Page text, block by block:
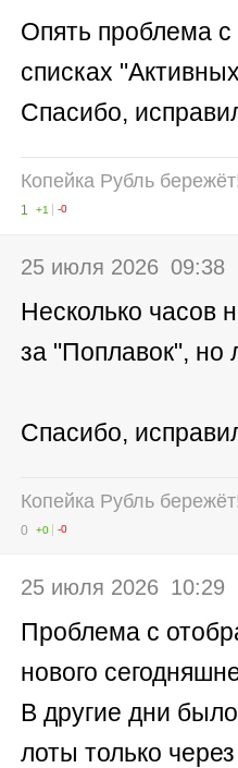
Опять проблема
списках
Спасибо,
Копейка Рубль
1 +1 -0
25 июля 2026 09:38
Несколько часов
за "Поплавок", но
Спасибо,
Копейка Рубль
0 +0 -0
25 июля 2026 10:29
Проблема с
нового
В другие дни
лоты только